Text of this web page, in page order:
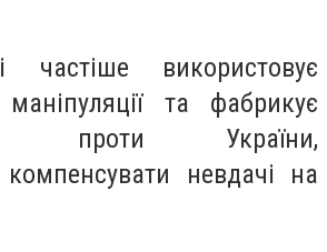
частіше використовує
маніпуляції та фабрикує
проти України,
невдачі на